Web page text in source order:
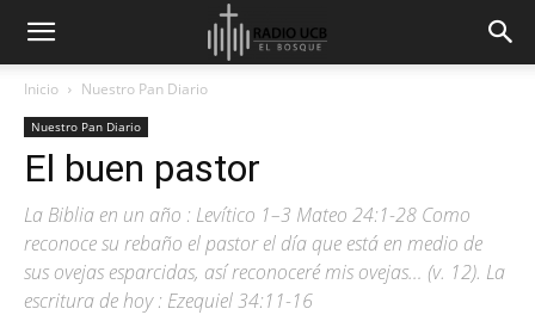
Inicio Nuestro Pan Diario
Nuestro Pan Diario
El buen pastor
La Biblia en un año : Levítico 1–3 Mateo 24:1-28 Como
reconoce su rebaño el pastor el día que está en medio de
sus ovejas esparcidas, así reconoceré mis ovejas… (v. 12). La
escritura de hoy : Ezequiel 34:11-16